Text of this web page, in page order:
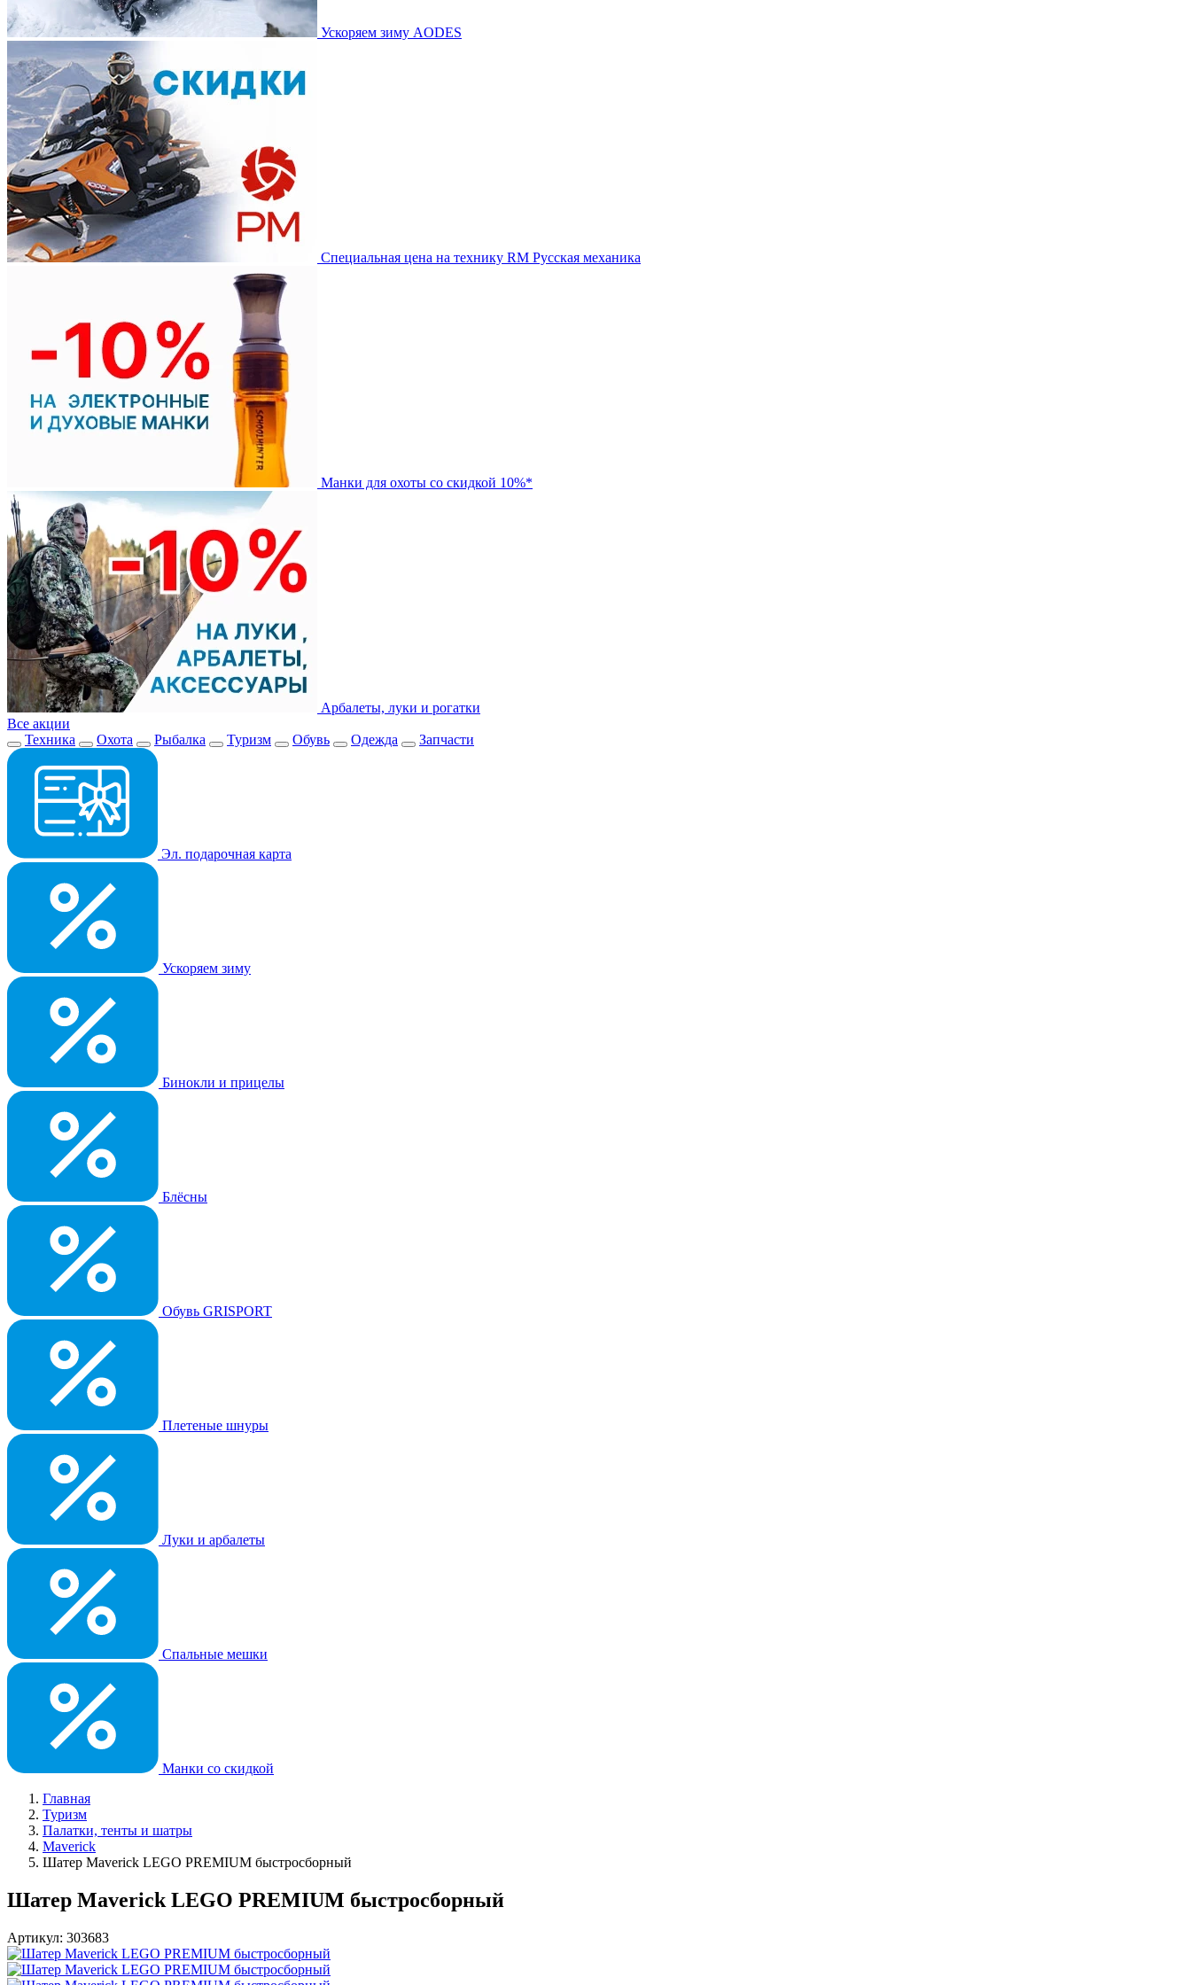
Ускоряем зиму AODES
Специальная цена на технику RM Русская механика
Манки для охоты со скидкой 10%*
Арбалеты, луки и рогатки
Все акции
Техника
Охота Рыбалка Туризм Обувь Одежда Запчасти
Эл. подарочная карта
Ускоряем зиму
Бинокли и прицелы
Блёсны
Обувь GRISPORT
Плетеные шнуры
Луки и арбалеты
Спальные мешки
Манки со скидкой
Главная
Туризм
Палатки, тенты и шатры
Maverick
Шатер Maverick LEGO PREMIUM быстросборный
Шатер Maverick LEGO PREMIUM быстросборный
Артикул: 303683